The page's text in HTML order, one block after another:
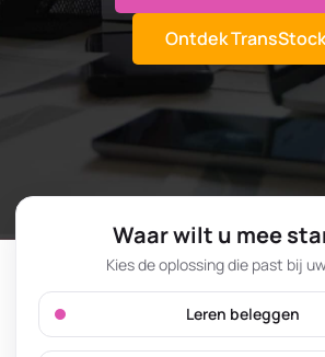
Ontdek TransStock
Waar wilt u mee
Kies de oplossing die past bij
Leren beleggen